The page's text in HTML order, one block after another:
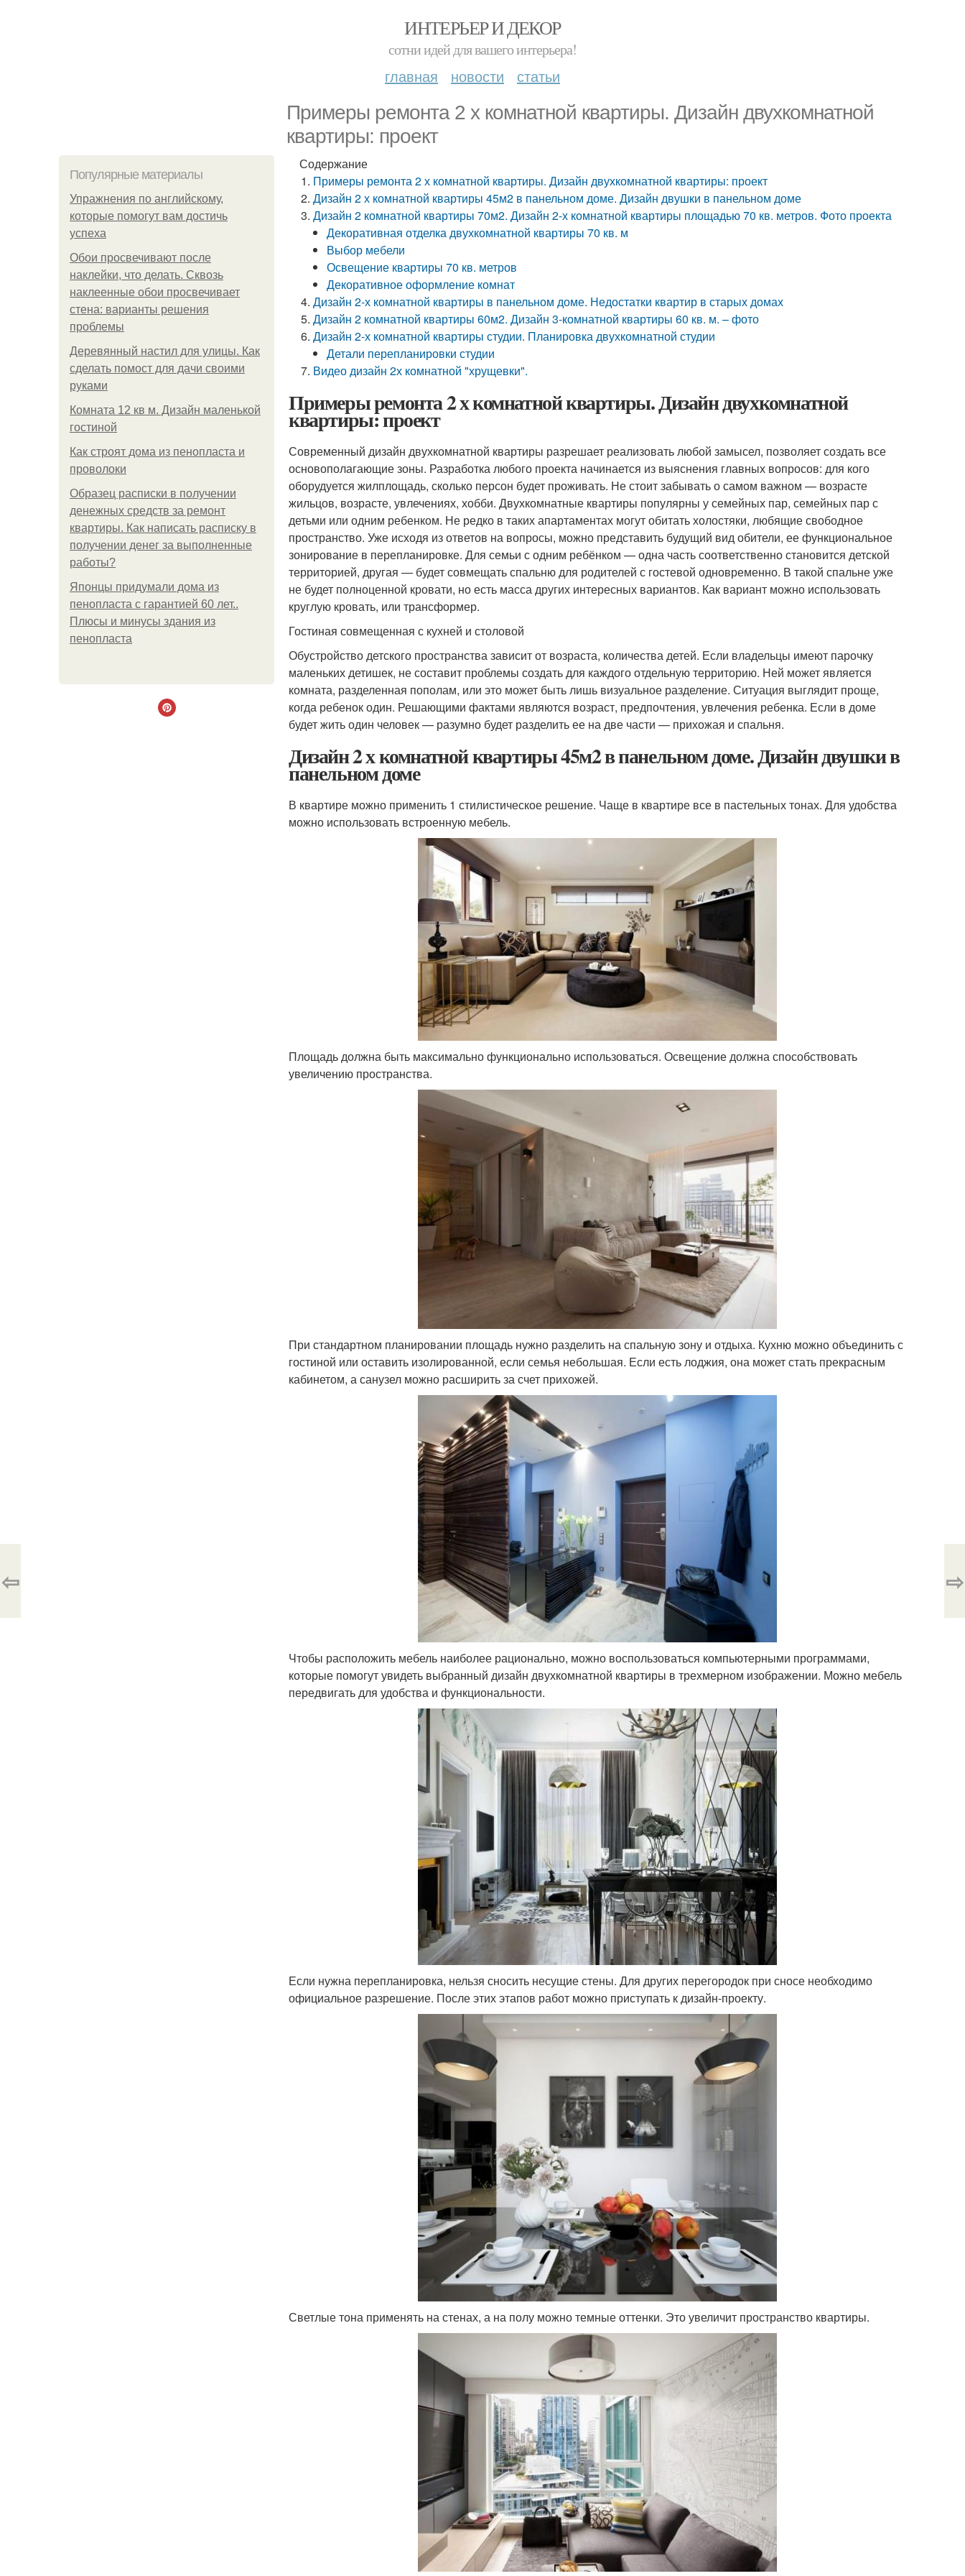
ИНТЕРЬЕР И ДЕКОР
сотни идей для вашего интерьера!
главная новости статьи
Примеры ремонта 2 х комнатной квартиры. Дизайн двухкомнатной
квартиры: проект
Популярные материалы
Упражнения по английскому,
которые помогут вам достичь
успеха
Обои просвечивают после
наклейки, что делать. Сквозь
наклеенные обои просвечивает
стена: варианты решения
проблемы
Деревянный настил для улицы. Как
сделать помост для дачи своими
руками
Комната 12 кв м. Дизайн маленькой
гостиной
Как строят дома из пенопласта и
проволоки
Образец расписки в получении
денежных средств за ремонт
квартиры. Как написать расписку в
получении денег за выполненные
работы?
Японцы придумали дома из
пенопласта с гарантией 60 лет..
Плюсы и минусы здания из
пенопласта
Содержание
Примеры ремонта 2 х комнатной квартиры. Дизайн двухкомнатной квартиры: проект
Дизайн 2 х комнатной квартиры 45м2 в панельном доме. Дизайн двушки в панельном доме
Дизайн 2 комнатной квартиры 70м2. Дизайн 2-х комнатной квартиры площадью 70 кв. метров. Фото проекта
Декоративная отделка двухкомнатной квартиры 70 кв. м
Выбор мебели
Освещение квартиры 70 кв. метров
Декоративное оформление комнат
Дизайн 2-х комнатной квартиры в панельном доме. Недостатки квартир в старых домах
Дизайн 2 комнатной квартиры 60м2. Дизайн 3-комнатной квартиры 60 кв. м. – фото
Дизайн 2-х комнатной квартиры студии. Планировка двухкомнатной студии
Детали перепланировки студии
Видео дизайн 2х комнатной "хрущевки".
Примеры ремонта 2 х комнатной квартиры. Дизайн двухкомнатной
квартиры: проект
Современный дизайн двухкомнатной квартиры разрешает реализовать любой замысел, позволяет создать все
основополагающие зоны. Разработка любого проекта начинается из выяснения главных вопросов: для кого
оборудуется жилплощадь, сколько персон будет проживать. Не стоит забывать о самом важном — возрасте
жильцов, возрасте, увлечениях, хобби. Двухкомнатные квартиры популярны у семейных пар, семейных пар с
детьми или одним ребенком. Не редко в таких апартаментах могут обитать холостяки, любящие свободное
пространство. Уже исходя из ответов на вопросы, можно представить будущий вид обители, ее функциональное
зонирование в перепланировке. Для семьи с одним ребёнком — одна часть соответственно становится детской
территорией, другая — будет совмещать спальню для родителей с гостевой одновременно. В такой спальне уже
не будет полноценной кровати, но есть масса других интересных вариантов. Как вариант можно использовать
круглую кровать, или трансформер.
Гостиная совмещенная с кухней и столовой
Обустройство детского пространства зависит от возраста, количества детей. Если владельцы имеют парочку
маленьких детишек, не составит проблемы создать для каждого отдельную территорию. Ней может является
комната, разделенная пополам, или это может быть лишь визуальное разделение. Ситуация выглядит проще,
когда ребенок один. Решающими фактами являются возраст, предпочтения, увлечения ребенка. Если в доме
будет жить один человек — разумно будет разделить ее на две части — прихожая и спальня.
Дизайн 2 х комнатной квартиры 45м2 в панельном доме. Дизайн двушки в
панельном доме
В квартире можно применить 1 стилистическое решение. Чаще в квартире все в пастельных тонах. Для удобства
можно использовать встроенную мебель.
Площадь должна быть максимально функционально использоваться. Освещение должна способствовать
увеличению пространства.
При стандартном планировании площадь нужно разделить на спальную зону и отдыха. Кухню можно объединить с
гостиной или оставить изолированной, если семья небольшая. Если есть лоджия, она может стать прекрасным
кабинетом, а санузел можно расширить за счет прихожей.
Чтобы расположить мебель наиболее рационально, можно воспользоваться компьютерными программами,
которые помогут увидеть выбранный дизайн двухкомнатной квартиры в трехмерном изображении. Можно мебель
передвигать для удобства и функциональности.
Если нужна перепланировка, нельзя сносить несущие стены. Для других перегородок при сносе необходимо
официальное разрешение. После этих этапов работ можно приступать к дизайн-проекту.
Светлые тона применять на стенах, а на полу можно темные оттенки. Это увеличит пространство квартиры.
⇦ ⇨